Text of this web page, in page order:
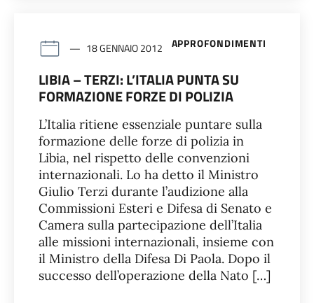
APPROFONDIMENTI
18 GENNAIO 2012
LIBIA – TERZI: L’ITALIA PUNTA SU
FORMAZIONE FORZE DI POLIZIA
L’Italia ritiene essenziale puntare sulla
formazione delle forze di polizia in
Libia, nel rispetto delle convenzioni
internazionali. Lo ha detto il Ministro
Giulio Terzi durante l’audizione alla
Commissioni Esteri e Difesa di Senato e
Camera sulla partecipazione dell’Italia
alle missioni internazionali, insieme con
il Ministro della Difesa Di Paola. Dopo il
successo dell’operazione della Nato […]